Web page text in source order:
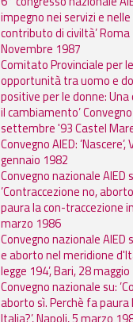
impegno nei servizi e
contributo di civiltà’
Novembre 1987
Comitato Provinciale per
opportunità tra uomo e
positive per le donne:
il cambiamento’
settembre '93 Castel
Convegno AIED:
gennaio 1982
Convegno nazionale AIED
’Contraccezione no,
paura la con-traccezione
marzo 1986
Convegno nazionale AIED
e aborto nel meridione
legge 194’, Bari, 28
Convegno nazionale su:
aborto sì. Perchè fa paura
Italia?’, Napoli, 5 marzo